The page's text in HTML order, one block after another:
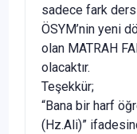
sadece fark
ÖSYM’nin yeni
olan MATRAH
olacaktır.
Teşekkür;
“Bana bir harf
(Hz.Ali)”